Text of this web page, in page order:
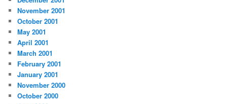
November 2001
October 2001
May 2001
April 2001
March 2001
February 2001
January 2001
November 2000
October 2000